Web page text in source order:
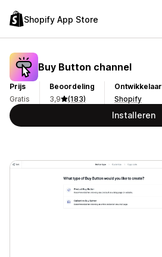
Shopify App Store
Buy Button channel
Prijs
Gratis
Beoordeling
3,9
(183)
Ontwikkelaar
Shopify
Installeren